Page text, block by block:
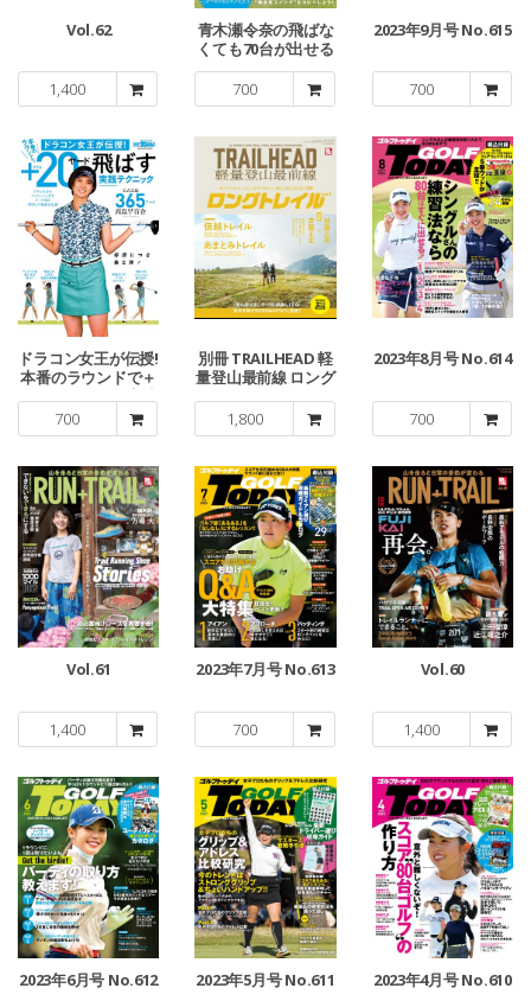
Vol.62
1,400
青木瀬令奈の飛ばな
くても70台が出せる
レッスン
700
2023年9月号 No.615
700
ドラコン女王が伝授!
本番のラウンドで＋
20ヤード飛ばす実践
テクニック
700
別冊 TRAILHEAD 軽
量登山最前線 ロング
トレイル Vol.1
1,800
2023年8月号 No.614
700
Vol.61
1,400
2023年7月号 No.613
700
Vol.60
1,400
2023年6月号 No.612 2023年5月号 No.611 2023年4月号 No.610